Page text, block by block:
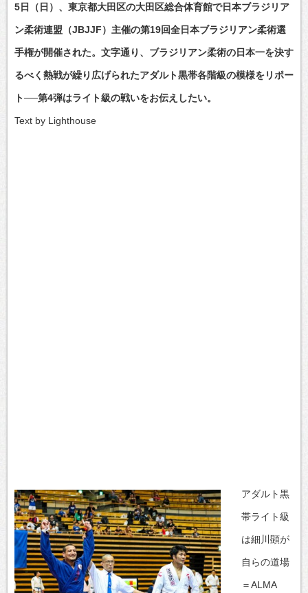
5日（日）、東京都大田区の大田区総合体育館で日本ブラジリア
ン柔術連盟（JBJJF）主催の第19回全日本ブラジリアン柔術選
手権が開催された。文字通り、ブラジリアン柔術の日本一を決す
るべく熱戦が繰り広げられたアダルト黒帯各階級の模様をリポー
ト──第4弾はライト級の戦いをお伝えしたい。
Text by Lighthouse
アダルト黒
帯ライト級
は細川顕が
自らの道場
＝ALMA